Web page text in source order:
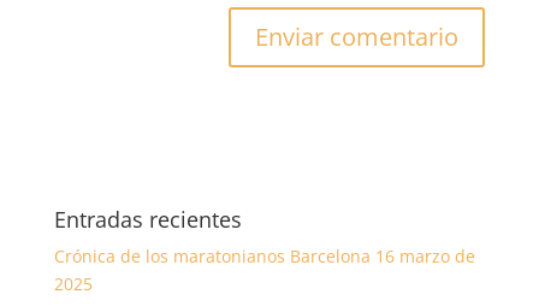
Entradas recientes
Crónica de los maratonianos Barcelona 16 marzo de
2025